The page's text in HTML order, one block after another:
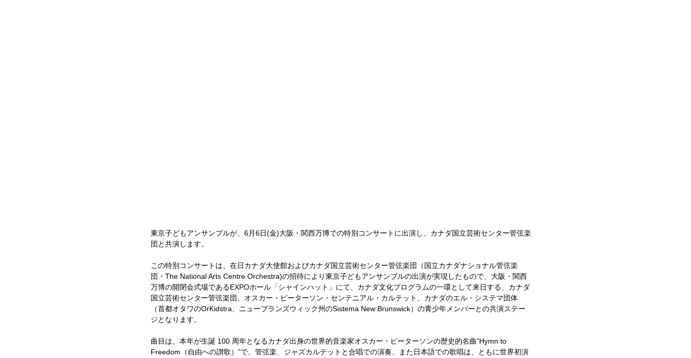
東京子どもアンサンブルが、 6月6日(金)大阪・関西万博での特別コンサートに出演し、カナダ国立芸術センター管弦楽
団と共演します。
この特別コンサートは、在日カナダ大使館およびカナダ国立芸術センター管弦楽団（国立カナダナショナル管弦楽
団・The National Arts Centre Orchestra)の招待により東京子どもアンサンブルの出演が実現したもので、大阪・関西
万博の開閉会式場であるEXPOホール「シャインハット」にて、カナダ文化プログラムの一環として来日する、カナダ
国立芸術センター管弦楽団、オスカー・ピーターソン・センテニアル・カルテット、カナダのエル・システマ団体
（首都オタワのOrKidstra、ニューブランズウィック州のSistema New Brunswick）の青少年メンバーとの共演ステー
ジとなります。
曲目は、本年が生誕 100 周年となるカナダ出身の世界的音楽家オスカー・ピーターソンの歴史的名曲”Hymn to
Freedom（自由への讃歌）”で、管弦楽、ジャズカルテットと合唱での演奏、また日本語での歌唱は、ともに世界初演